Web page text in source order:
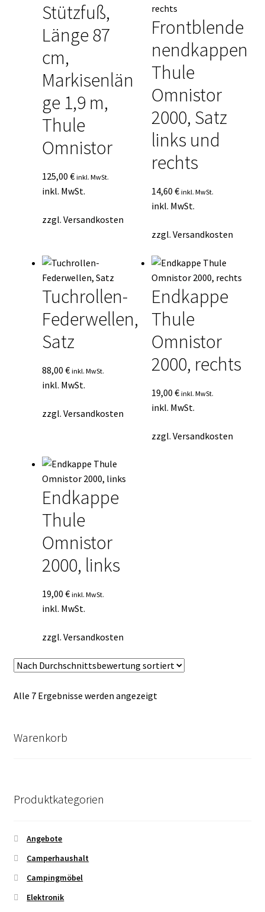
Stützfuß,
Länge 87
cm,
Markisenlän
ge 1,9 m,
Thule
Omnistor
125,00 € inkl. MwSt.
inkl. MwSt.
zzgl. Versandkosten
Frontblende
nendkappen
Thule
Omnistor
2000, Satz
links und
rechts
14,60€ inkl. MwSt.
inkl. MwSt.
zzgl.Versandkosten
Tuchrollen-
Federwellen,
Satz
88,00 € inkl. MwSt.
inkl. MwSt.
zzgl. Versandkosten
Endkappe
Thule
Omnistor
2000, rechts
19,00€ inkl. MwSt.
inkl. MwSt.
zzgl.Versandkosten
Endkappe
Thule
Omnistor
2000, links
19,00 € inkl. MwSt.
inkl. MwSt.
zzgl. Versandkosten
Alle 7 Ergebnisse werden angezeigtNach
Warenkorb
Produktkategorien
Angebote
Camperhaushalt
Campingmöbel
Elektronik